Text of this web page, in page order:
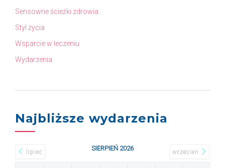
Sensowne ścieżki zdrowia
Styl życia
Wsparcie w leczeniu
Wydarzenia
Najbliższe wydarzenia
lipiec SIERPIEŃ 2026 wrzesień